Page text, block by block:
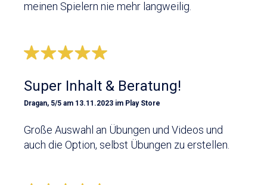
meinen Spielern nie mehr langweilig.
Super Inhalt & Beratung!
Dragan, 5/5 am 13.11.2023 im Play Store
Große Auswahl an Übungen und Videos und
auch die Option, selbst Übungen zu erstellen.